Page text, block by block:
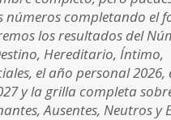
números completando el
los resultados del
Hereditario, Íntimo,
el año personal
y la grilla completa
Ausentes, Neutros y